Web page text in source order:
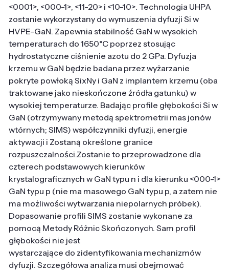
<0001>, <000-1>, <11-20> i <10-10>. Technologia UHPA
zostanie wykorzystany do wymuszenia dyfuzji Si w
HVPE-GaN. Zapewnia stabilność GaN w wysokich
temperaturach do 1650°C poprzez stosując
hydrostatyczne ciśnienie azotu do 2 GPa. Dyfuzja
krzemu w GaN będzie badana przez wyżarzanie
pokryte powłoką SixNy i GaN z implantem krzemu (oba
traktowane jako nieskończone źródła gatunku) w
wysokiej temperaturze. Badając profile głębokości Si w
GaN (otrzymywany metodą spektrometrii mas jonów
wtórnych; SIMS) współczynniki dyfuzji, energie
aktywacji i Zostaną określone granice
rozpuszczalności.Zostanie to przeprowadzone dla
czterech podstawowych kierunków
krystalograficznych w GaN typu n i dla kierunku <000-1>
GaN typu p (nie ma masowego GaN typu p, a zatem nie
ma możliwości wytwarzania niepolarnych próbek).
Dopasowanie profili SIMS zostanie wykonane za
pomocą Metody Różnic Skończonych. Sam profil
głębokości nie jest
wystarczające do zidentyfikowania mechanizmów
dyfuzji. Szczegółowa analiza musi obejmować